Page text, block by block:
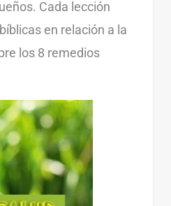
Cada lección
en relación a la
los 8 remedios